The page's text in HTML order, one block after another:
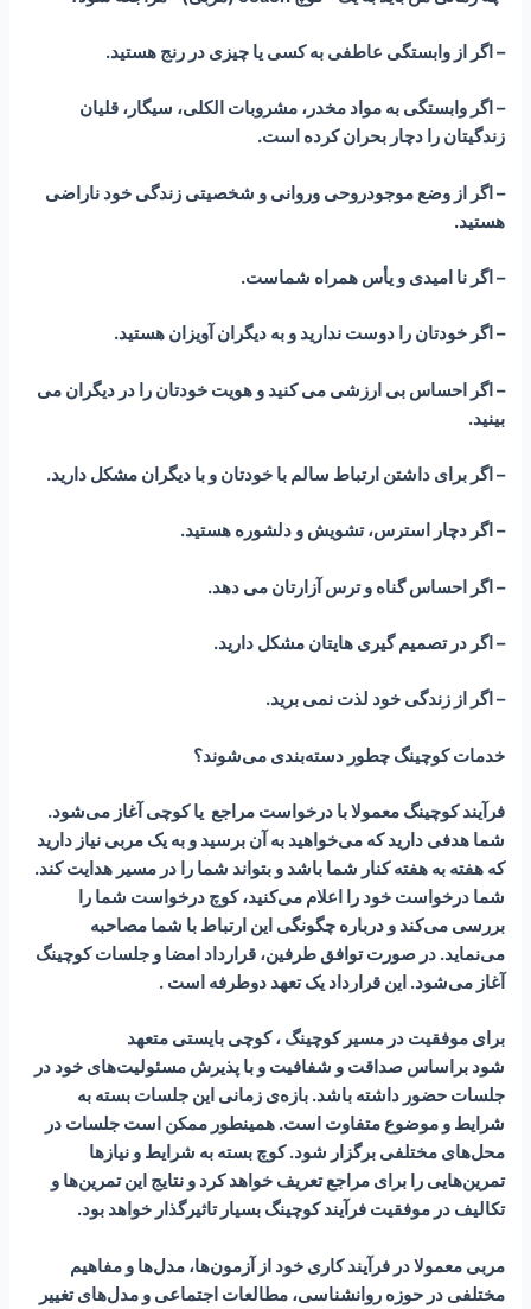
– اگر از وابستگی عاطفی به کسی یا چیزی در رنج هستید.
– اگر وابستگی به مواد مخدر، مشروبات الکلی، سیگار، قلیان
زندگیتان را دچار بحران کرده است.
– اگر از وضع موجودروحی وروانی و شخصیتی زندگی خود ناراضی
هستید.
– اگر نا امیدی و یأس همراه شماست.
– اگر خودتان را دوست ندارید و به دیگران آویزان هستید.
– اگر احساس بی ارزشی می کنید و هویت خودتان را در دیگران می
بینید.
– اگر برای داشتن ارتباط سالم با خودتان و با دیگران مشکل دارید.
– اگر دچار استرس، تشویش و دلشوره هستید.
– اگر احساس گناه و ترس آزارتان می دهد.
– اگر در تصمیم گیری هایتان مشکل دارید.
– اگر از زندگی خود لذت نمی برید.
خدمات کوچینگ چطور دسته‌بندی می‌شوند؟
فرآیند کوچینگ معمولا با درخواست مراجع یا کوچی آغاز می‌شود.
شما هدفی دارید که می‌‌خواهید به آن برسید و به یک مربی نیاز دارید
که هفته به هفته کنار شما باشد و بتواند شما را در مسیر هدایت کند.
شما درخواست خود را اعلام می‌کنید، کوچ درخواست شما را
بررسی می‌کند و درباره چگونگی این ارتباط با شما مصاحبه
می‌نماید. در صورت‌ توافق طرفین، قرارداد امضا و جلسات کوچینگ
آغاز می‌شود. این قرارداد یک تعهد دوطرفه است .
برای موفقیت در مسیر کوچینگ ، کوچی بایستی متعهد
شود براساس صداقت و شفافیت و با پذیرش مسئولیت‌های خود در
جلسات حضور داشته باشد. بازه‌ی زمانی این جلسات بسته به
شرایط و موضوع متفاوت است. همینطور ممکن است جلسات در
محل‌های مختلفی برگزار شود. کوچ بسته به شرایط و نیازها
تمرین‌هایی را برای مراجع تعریف خواهد کرد و نتایج این تمرین‌ها و
تکالیف در موفقیت فرآیند کوچینگ بسیار تاثیرگذار خواهد بود.
مربی معمولا در فرآیند کاری خود از آزمون‌ها، مدل‌ها و مفاهیم
مختلفی در حوزه روانشناسی، مطالعات اجتماعی و مدل‌های تغییر